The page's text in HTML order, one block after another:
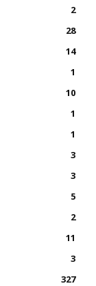
2
28
14
1
10
1
1
3
3
5
2
11
3
327